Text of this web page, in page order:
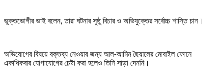
ভুক্তভোগীর ভাই বলেন, তারা ঘটনার সুষ্ঠু বিচার ও অভিযুক্তের সর্বোচ্চ শাস্তি চান।
অভিযোগের বিষয়ে বক্তব্য নেওয়ার জন্য আল-আমিন ছৈয়ালের মোবাইল ফোনে
একাধিকবার যোগাযোগের চেষ্টা করা হলেও তিনি সাড়া দেননি।